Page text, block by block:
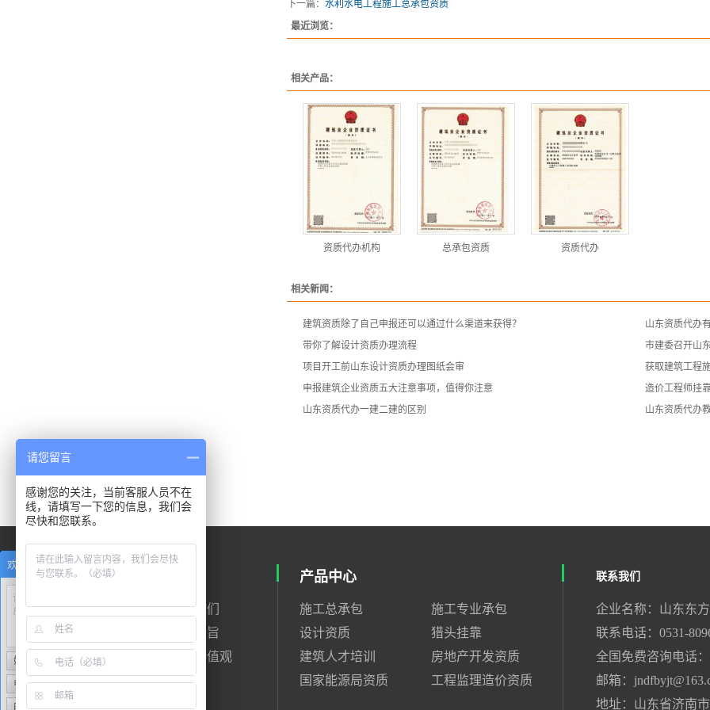
下一篇： 水利水电工程施工总承包资质
最近浏览：
相关产品：
资质代办机构 总承包资质 资质代办
相关新闻：
建筑资质除了自己申报还可以通过什么渠道来获得？
山东资质代办
带你了解设计资质办理流程
市建委召开山
项目开工前山东设计资质办理图纸会审
获取建筑工程
申报建筑企业资质五大注意事项，值得你注意
造价工程师挂
山东资质代办一建二建的区别
山东资质代办
关于我们
公司简介
联系我们
发展宗旨
战略目标
核心价值观
产品中心
施工总承包
施工专业承包
设计资质
猎头挂靠
建筑人才培训
房地产开发资质
国家能源局资质
工程监理造价资质
联系我们
企业名称：山东东
联系电话：0531-
全国免费咨询电话：
邮箱：
地址：山东省济南
欢迎给我们留言
请在此输入留言内容，我们会
尽快与您联系。
姓名 联系人
电话 座机/手机号码
邮箱 邮箱
请您留言
感谢您的关注，当前客服人员不在
线，请填写一下您的信息，我们会
尽快和您联系。